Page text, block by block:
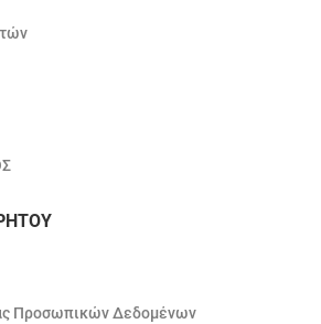
Προσωπικών Δεδομένων